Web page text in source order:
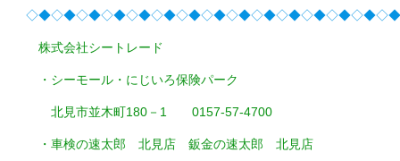
株式会社シートレード
・シーモール・にじいろ保険パーク
北見市並木町180－1 0157-57-4700
・車検の速太郎 北見店 鈑金の速太郎 北見店